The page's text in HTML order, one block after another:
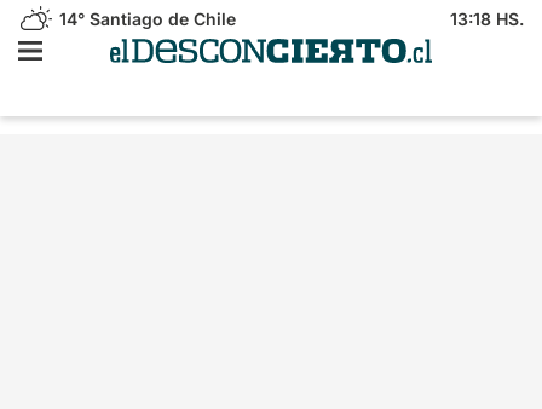
14° Santiago de Chile 13:18 HS.